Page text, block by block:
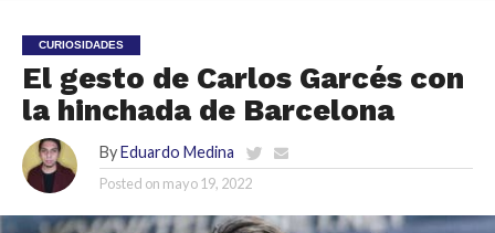
CURIOSIDADES
El gesto de Carlos Garcés con
la hinchada de Barcelona
By Eduardo Medina
Posted on mayo 19, 2022